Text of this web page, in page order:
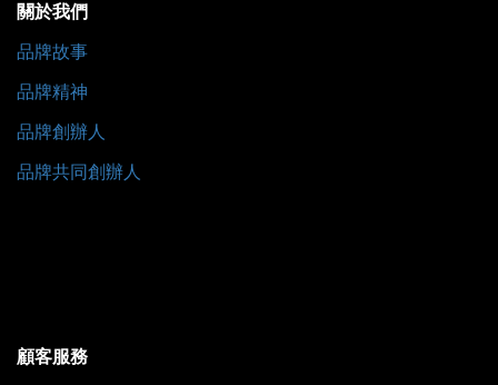
關於我們
品牌故事
品牌精神
品牌創辦人
品牌共同創辦人
顧客服務